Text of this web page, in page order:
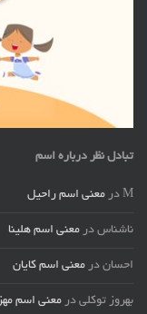
تبادل نظر درباره اسم
M در معنی اسم راحیل
ناشناس در معنی اسم هلینا
احسان در معنی اسم کایان
بهروز توکلی در معنی اسم